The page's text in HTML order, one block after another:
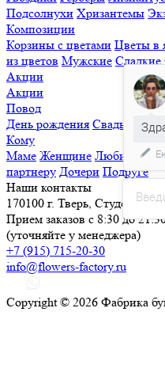
Подсолнухи Хризантемы
Композиции
Корзины с цветами Цветы в
из цветов Мужские Сладкие
Акции
Акции
Повод
День рождения Свадьба
Кому
Маме Женщине Любимой
партнеру Дочери Подруге
Наши контакты
170100 г. Тверь,
Прием заказов с 8:30 до
(уточняйте у менеджера)
+7 (915) 715-20-30
info@flowers-factory.ru
Copyright © 2026 Фабрика